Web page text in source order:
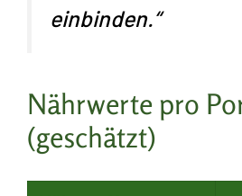
einbinden.“
Nährwerte pro
(geschätzt)